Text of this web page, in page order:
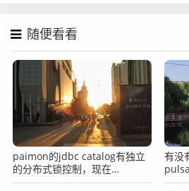
随便看看
paimon的jdbc catalog有独立
的分布式锁控制，现在
gravitino是不是没这个参数
有没